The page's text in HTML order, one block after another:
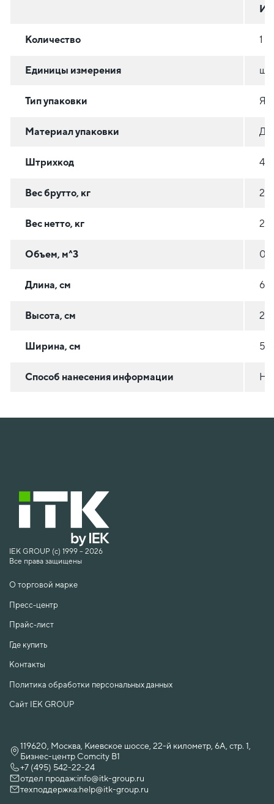
Количество 1
Единицы измерения шт
Тип упаковки
Материал упаковки
Штрихкод
Вес брутто, кг
Вес нетто, кг 20
Объем, м^3
Длина, см
Высота, см
Ширина, см
Способ нанесения информации На
IEK GROUP (c) 1999 – 2026
Все права защищены
О торговой марке
Пресс-центр
Прайс-лист
Где купить
Контакты
Политика обработки персональных данных
Сайт IEK GROUP
119620, Москва, Киевское шоссе, 22-й километр, 6А, стр. 1,
Бизнес-центр Comcity B1
+7 (495) 542-22-24
отдел продаж:info@itk-group.ru
техподдержка:help@itk-group.ru